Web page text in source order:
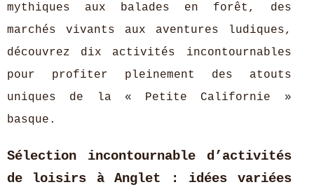
mythiques aux balades en forêt, des
marchés vivants aux aventures ludiques,
découvrez dix activités incontournables
pour profiter pleinement des atouts
uniques de la « Petite Californie »
basque.
Sélection incontournable d’activités
de loisirs à Anglet : idées variées